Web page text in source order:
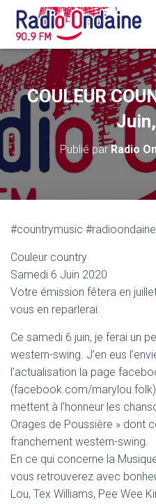
COULEUR
Publié parRadio
#countrymusic #radioondaine
Couleur country
Samedi 6 Juin 2020
Votre émission fêtera en
vous en reparlerai.
Ce samedi 6 juin, je ferai un
western-swing. J’en eus
l’actualisation la page
(facebook.com/
mettent à l’honneur les
Orages de Poussière » dont
franchement western-swing.
En ce qui concerne la
vous retrouverez avec
Lou, Tex Williams, Pee Wee